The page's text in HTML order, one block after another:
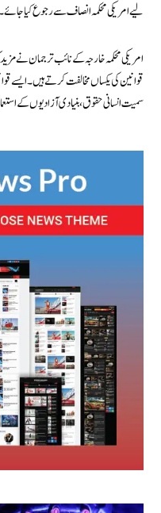
لیے امریکی محکمہ انصاف سے رجوع کیا
امریکی محکمہ خارجہ کے نائب ترجمان نے
قوانین کی یکساں مخالفت کرتے ہیں۔ ایسے
سمیت انسانی حقوق، بنیادی آزادیوں کے